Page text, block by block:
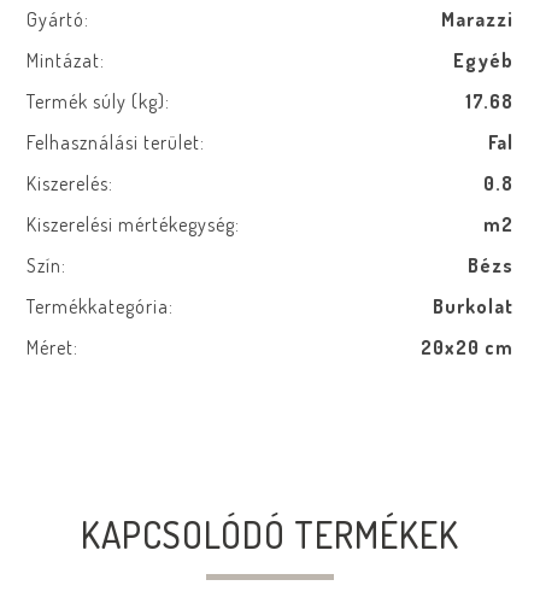
Gyártó:
Marazzi
Mintázat:
Egyéb
Termék súly (kg):
17.68
Felhasználási terület:
Fal
Kiszerelés:
0.8
Kiszerelési mértékegység:
m2
Szín:
Bézs
Termékkategória:
Burkolat
Méret:
20x20 cm
KAPCSOLÓDÓ TERMÉKEK